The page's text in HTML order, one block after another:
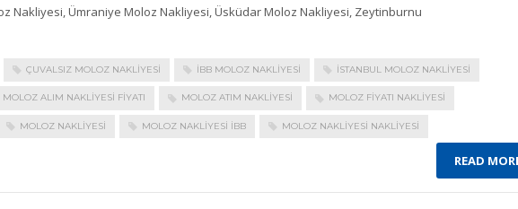
Nakliyesi, Ümraniye Moloz Nakliyesi, Üsküdar Moloz Nakliyesi, Zeytinburnu
ÇUVALSIZ MOLOZ NAKLIYESI IBB MOLOZ NAKLIYESI ISTANBUL MOLOZ NAKLIYESI
MOLOZ ALIM NAKLIYESI FIYATI MOLOZ ATIM NAKLIYESI MOLOZ FIYATI NAKLIYESI
MOLOZ NAKLIYESI MOLOZ NAKLIYESI IBB MOLOZ NAKLIYESI NAKLIYESI
READ